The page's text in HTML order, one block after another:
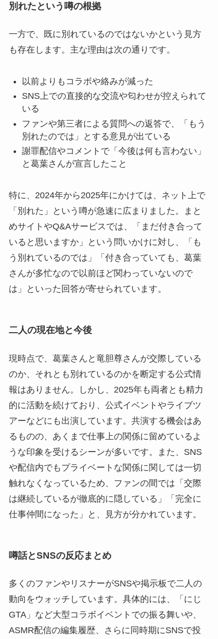
別れたという噂の根拠
一方で、既に別れているのではないかという見方
も存在します。主な理由は次の通りです。
以前よりもコラボや絡みが減った
SNS上での直接的な交流や匂わせが控えられて
いる
ファンや第三者による質問への返答で、「もう
別れたのでは」とする意見が出ている
謝罪配信やコメントで「今後は何も言わない」
と葛葉さんが宣言したこと
特に、2024年から2025年にかけては、ネット上で
「別れた」という噂が急速に広まりました。まと
めサイトやQ&Aサービスでは、「まだ付き合って
いると思いますか」という問いかけに対し、「も
う別れているのでは」「付き合っていても、葛葉
さんが多忙なので以前ほど関わっていないので
は」といった回答が寄せられています。
二人の現在地と今後
現時点で、葛葉さんと竜胆尊さんが交際している
のか、それとも別れているのかを断定する公式情
報はありません。しかし、2025年も両者とも精力
的に活動を続けており、公式イベントやライブツ
アーなどにも出演しています。共演する機会はあ
るものの、あくまで仕事上の関係に留めているよ
うな印象を受けるシーンが多いです。また、SNS
や配信内でもプライベートな関係に関しては一切
触れなくなっているため、ファンの間では「交際
は継続しているが徹底的に隠している」「完全に
仕事仲間になった」と、見方が分かれています。
噂話とSNSの反応まとめ
多くのファンやリスナーがSNSや掲示板で二人の
動向をウォッチしています。具体的には、「にじ
GTA」など大型コラボイベントでの振る舞いや、
ASMR配信の編集履歴、さらに同時期にSNSで投